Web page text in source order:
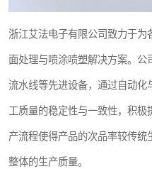
浙江艾法电子有限公司致力于
面处理与喷涂喷塑解决方案。
流水线等先进设备，通过自动化
工质量的稳定性与一致性，积
产流程使得产品的次品率较传统
整体的生产质量。